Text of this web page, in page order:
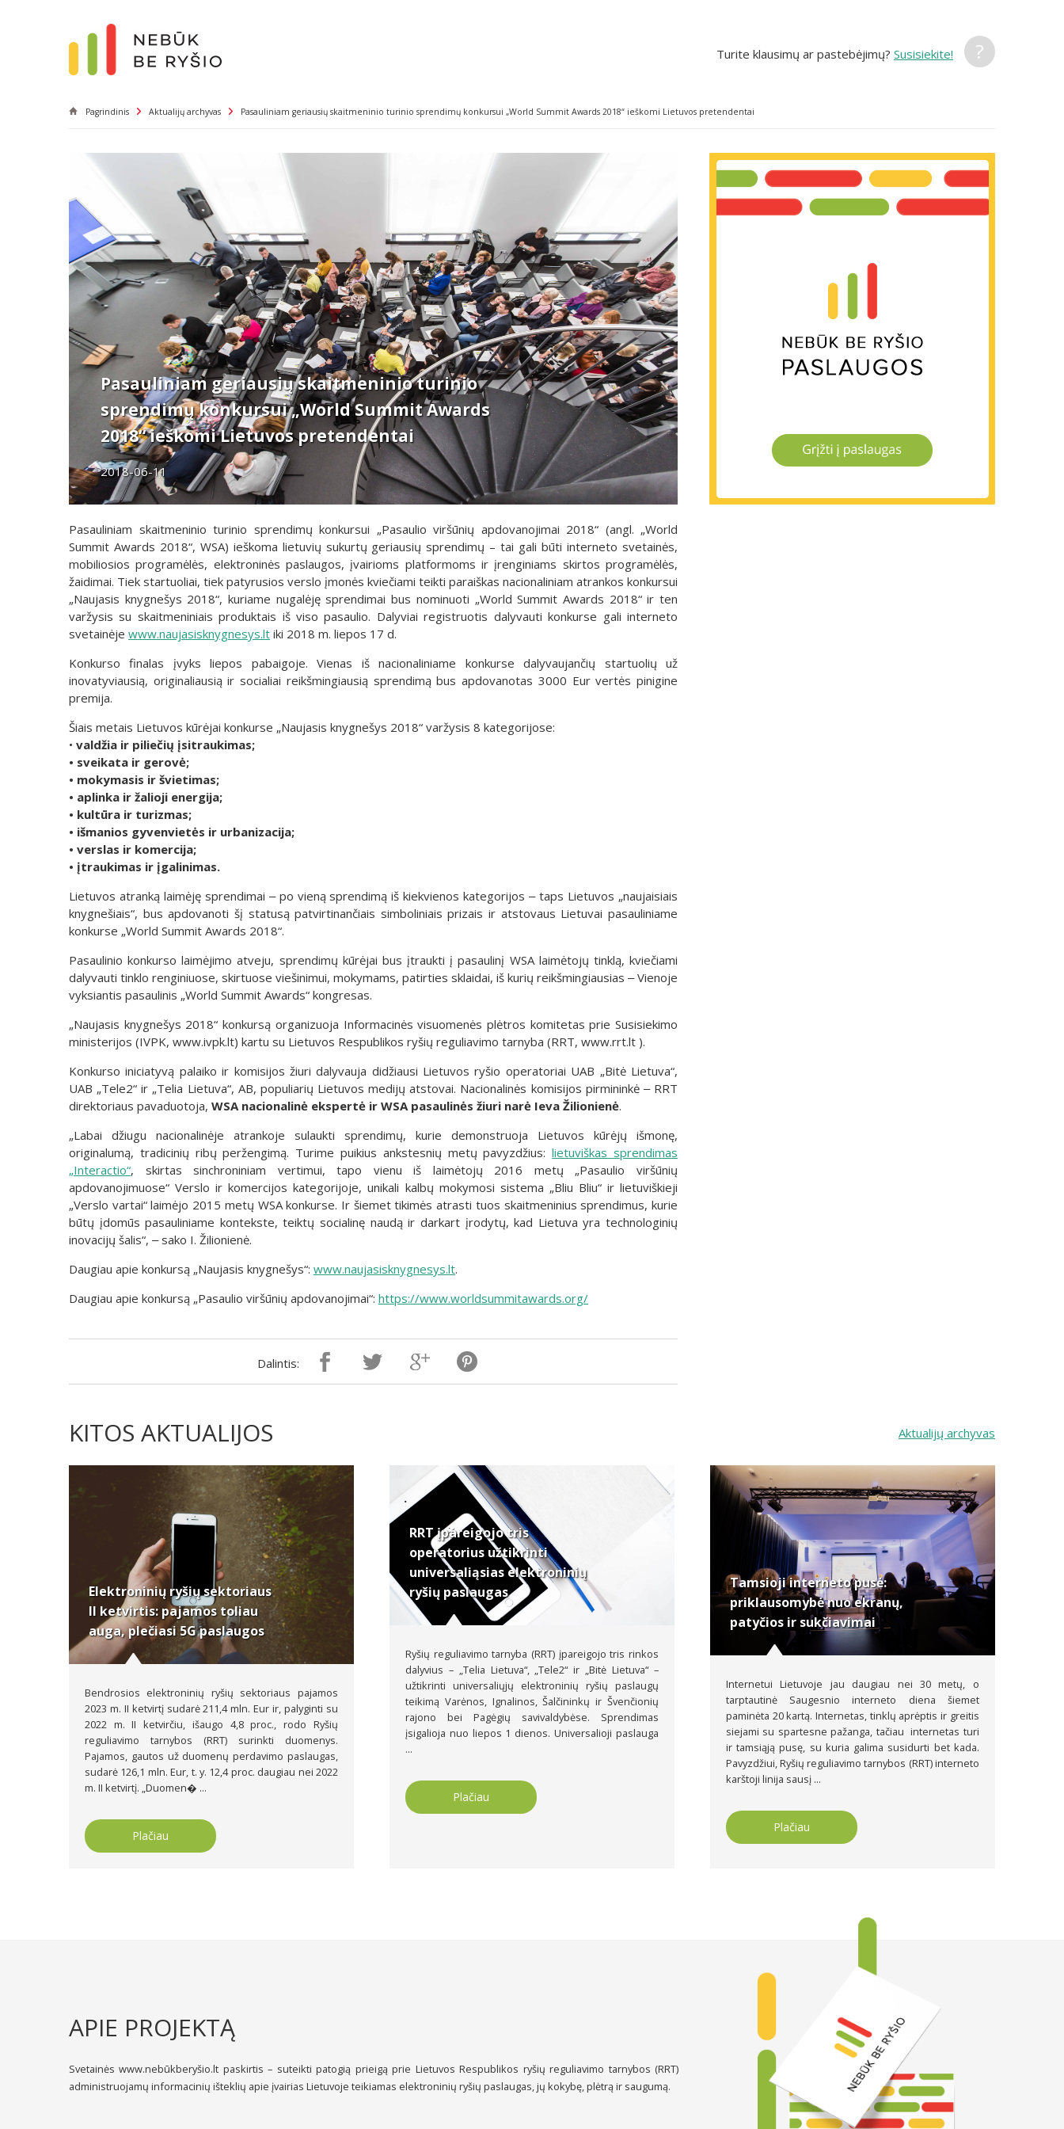
Turite klausimų ar pastebėjimų? Susisiekite! ?
Pagrindinis Aktualijų archyvas Pasauliniam geriausių skaitmeninio turinio sprendimų konkursui „World Summit Awards 2018“ ieškomi Lietuvos pretendentai
Pasauliniam geriausių skaitmeninio turinio
sprendimų konkursui „World Summit Awards
2018“ ieškomi Lietuvos pretendentai
2018-06-11
Pasauliniam skaitmeninio turinio sprendimų konkursui „Pasaulio viršūnių apdovanojimai 2018“ (angl. „World
Summit Awards 2018“, WSA) ieškoma lietuvių sukurtų geriausių sprendimų – tai gali būti interneto svetainės,
mobiliosios programėlės, elektroninės paslaugos, įvairioms platformoms ir įrenginiams skirtos programėlės,
žaidimai. Tiek startuoliai, tiek patyrusios verslo įmonės kviečiami teikti paraiškas nacionaliniam atrankos konkursui
„Naujasis knygnešys 2018“, kuriame nugalėję sprendimai bus nominuoti „World Summit Awards 2018“ ir ten
varžysis su skaitmeniniais produktais iš viso pasaulio. Dalyviai registruotis dalyvauti konkurse gali interneto
svetainėje www.naujasisknygnesys.lt iki 2018 m. liepos 17 d.
Konkurso finalas įvyks liepos pabaigoje. Vienas iš nacionaliniame konkurse dalyvaujančių startuolių už
inovatyviausią, originaliausią ir socialiai reikšmingiausią sprendimą bus apdovanotas 3000 Eur vertės pinigine
premija.
Šiais metais Lietuvos kūrėjai konkurse „Naujasis knygnešys 2018“ varžysis 8 kategorijose:
• valdžia ir piliečių įsitraukimas;
• sveikata ir gerovė;
• mokymasis ir švietimas;
• aplinka ir žalioji energija;
• kultūra ir turizmas;
• išmanios gyvenvietės ir urbanizacija;
• verslas ir komercija;
• įtraukimas ir įgalinimas.
Lietuvos atranką laimėję sprendimai ‒ po vieną sprendimą iš kiekvienos kategorijos ‒ taps Lietuvos „naujaisiais
knygnešiais“, bus apdovanoti šį statusą patvirtinančiais simboliniais prizais ir atstovaus Lietuvai pasauliniame
konkurse „World Summit Awards 2018“.
Pasaulinio konkurso laimėjimo atveju, sprendimų kūrėjai bus įtraukti į pasaulinį WSA laimėtojų tinklą, kviečiami
dalyvauti tinklo renginiuose, skirtuose viešinimui, mokymams, patirties sklaidai, iš kurių reikšmingiausias ‒ Vienoje
vyksiantis pasaulinis „World Summit Awards“ kongresas.
„Naujasis knygnešys 2018“ konkursą organizuoja Informacinės visuomenės plėtros komitetas prie Susisiekimo
ministerijos (IVPK, www.ivpk.lt) kartu su Lietuvos Respublikos ryšių reguliavimo tarnyba (RRT, www.rrt.lt ).
Konkurso iniciatyvą palaiko ir komisijos žiuri dalyvauja didžiausi Lietuvos ryšio operatoriai UAB „Bitė Lietuva“,
UAB „Tele2“ ir „Telia Lietuva“, AB, populiarių Lietuvos medijų atstovai. Nacionalinės komisijos pirmininkė ‒ RRT
direktoriaus pavaduotoja, WSA nacionalinė ekspertė ir WSA pasaulinės žiuri narė Ieva Žilionienė.
„Labai džiugu nacionalinėje atrankoje sulaukti sprendimų, kurie demonstruoja Lietuvos kūrėjų išmonę,
originalumą, tradicinių ribų peržengimą. Turime puikius ankstesnių metų pavyzdžius:lietuviškas sprendimas
„Interactio“, skirtas sinchroniniam vertimui, tapo vienu iš laimėtojų 2016 metų „Pasaulio viršūnių
apdovanojimuose“ Verslo ir komercijos kategorijoje, unikali kalbų mokymosi sistema „Bliu Bliu“ ir lietuviškieji
„Verslo vartai“ laimėjo 2015 metų WSA konkurse. Ir šiemet tikimės atrasti tuos skaitmeninius sprendimus, kurie
būtų įdomūs pasauliniame kontekste, teiktų socialinę naudą ir darkart įrodytų, kad Lietuva yra technologinių
inovacijų šalis“, ‒ sako I. Žilionienė.
Daugiau apie konkursą „Naujasis knygnešys“: www.naujasisknygnesys.lt.
Daugiau apie konkursą „Pasaulio viršūnių apdovanojimai“: https://www.worldsummitawards.org/
Dalintis:
Aktualijų archyvas
KITOS AKTUALIJOS
Elektroninių ryšių sektoriaus
II ketvirtis: pajamos toliau
auga, plečiasi 5G paslaugos
Bendrosios elektroninių ryšių sektoriaus pajamos
2023 m. II ketvirtį sudarė 211,4 mln. Eur ir, palyginti su
2022 m. II ketvirčiu, išaugo 4,8 proc., rodo Ryšių
reguliavimo tarnybos (RRT) surinkti duomenys.
Pajamos, gautos už duomenų perdavimo paslaugas,
sudarė 126,1 mln. Eur, t. y. 12,4 proc. daugiau nei 2022
m. II ketvirtį. „Duomen� ...
Plačiau
RRT įpareigojo tris
operatorius užtikrinti
universaliąsias elektroninių
ryšių paslaugas
Ryšių reguliavimo tarnyba (RRT) įpareigojo tris rinkos
dalyvius – „Telia Lietuva“, „Tele2“ ir „Bitė Lietuva“ –
užtikrinti universaliųjų elektroninių ryšių paslaugų
teikimą Varėnos, Ignalinos, Šalčininkų ir Švenčionių
rajono bei Pagėgių savivaldybėse. Sprendimas
įsigalioja nuo liepos 1 dienos. Universalioji paslauga
...
Plačiau
Tamsioji interneto pusė:
priklausomybė nuo ekranų,
patyčios ir sukčiavimai
Internetui Lietuvoje jau daugiau nei 30 metų, o
tarptautinė Saugesnio interneto diena šiemet
paminėta 20 kartą. Internetas, tinklų aprėptis ir greitis
siejami su spartesne pažanga, tačiau internetas turi
ir tamsiąją pusę, su kuria galima susidurti bet kada.
Pavyzdžiui, Ryšių reguliavimo tarnybos (RRT) interneto
karštoji linija sausį ...
Plačiau
APIE PROJEKTĄ
Svetainės www.nebūkberyšio.lt paskirtis – suteikti patogią prieigą prie Lietuvos Respublikos ryšių reguliavimo tarnybos (RRT)
administruojamų informacinių išteklių apie įvairias Lietuvoje teikiamas elektroninių ryšių paslaugas, jų kokybę, plėtrą ir saugumą.